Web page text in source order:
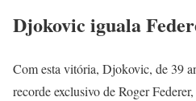
Djokovic iguala
Com esta vitória, Djokovic, de 39
recorde exclusivo de Roger